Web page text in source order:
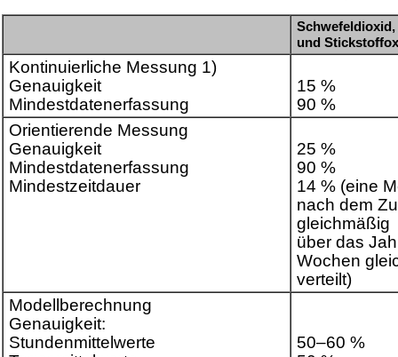
und
Kontinuierliche Messung 1)
Genauigkeit
Mindestdatenerfassung
15 %
90 %
Orientierende Messung
Genauigkeit
Mindestdatenerfassung
Mindestzeitdauer
25 %
90 %
14 % (eine
nach dem
gleichmäßig
über das
Wochen
verteilt)
Modellberechnung
Genauigkeit:
Stundenmittelwerte
50–60 %